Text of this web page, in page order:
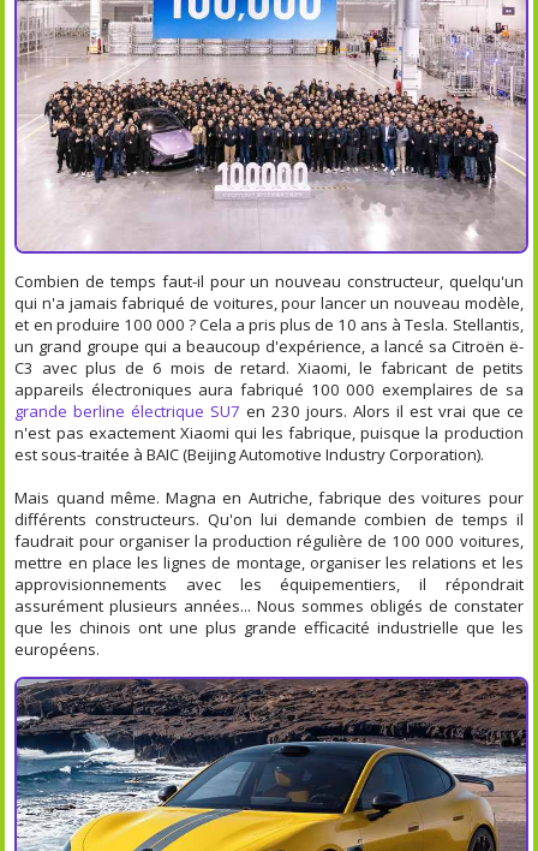
Combien de temps faut-il pour un nouveau constructeur, quelqu'un
qui n'a jamais fabriqué de voitures, pour lancer un nouveau modèle,
et en produire 100 000 ? Cela a pris plus de 10 ans à Tesla. Stellantis,
un grand groupe qui a beaucoup d'expérience, a lancé sa Citroën ë-
C3 avec plus de 6 mois de retard. Xiaomi, le fabricant de petits
appareils électroniques aura fabriqué 100 000 exemplaires de sa
grande berline électrique SU7 en 230 jours. Alors il est vrai que ce
n'est pas exactement Xiaomi qui les fabrique, puisque la production
est sous-traitée à BAIC (Beijing Automotive Industry Corporation).
Mais quand même. Magna en Autriche, fabrique des voitures pour
différents constructeurs. Qu'on lui demande combien de temps il
faudrait pour organiser la production régulière de 100 000 voitures,
mettre en place les lignes de montage, organiser les relations et les
approvisionnements avec les équipementiers, il répondrait
assurément plusieurs années... Nous sommes obligés de constater
que les chinois ont une plus grande efficacité industrielle que les
européens.